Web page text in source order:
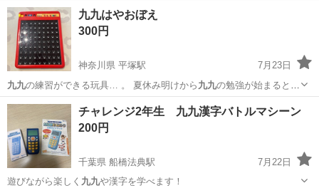
東京 江東区 木場駅 その他
九九はやおぼえ
300円
神奈川県 平塚駅
7月23日
九九の練習ができる玩具… 。 夏休み明けから 九九の勉強が始まると
思…
神奈川 平塚市 キッズ用品
チャレンジ2年生 九九漢字バトルマシーン
200円
千葉県 船橋法典駅
7月22日
遊びながら楽しく 九九や漢字を学べます！